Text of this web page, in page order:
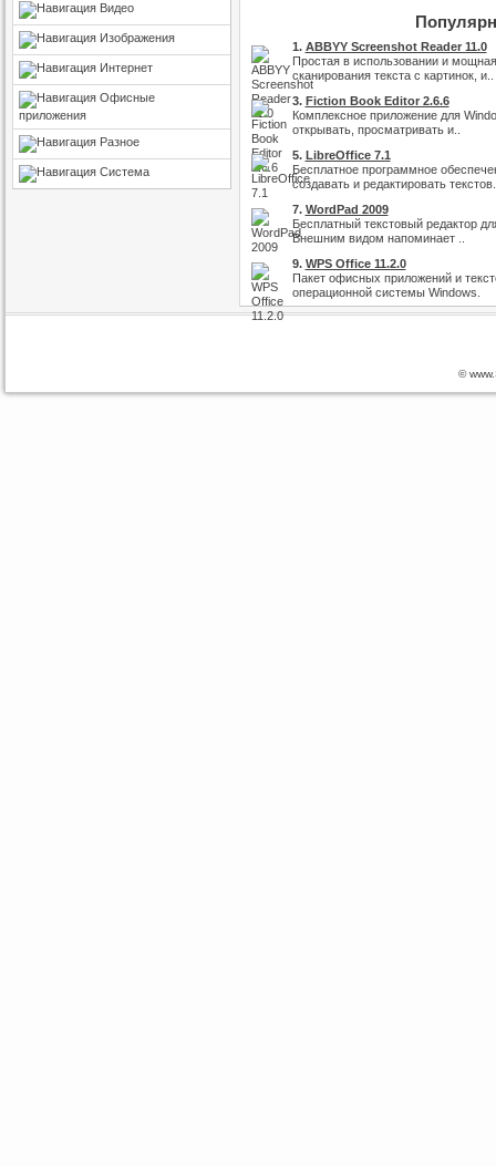
Видео
Изображения
Интернет
Офисные
приложения
Разное
Система
1. ABBYY Screenshot Reader 11.0
Простая в использовании и
сканирования текста с картинок, и..
3. Fiction Book Editor 2.6.6
Комплексное приложение для
открывать, просматривать и..
5. LibreOffice 7.1
Бесплатное программное
создавать и редактировать
7. WordPad 2009
Бесплатный текстовый редактор
Внешним видом напоминает ..
9. WPS Office 11.2.0
Пакет офисных приложений и
операционной системы Windows.
©